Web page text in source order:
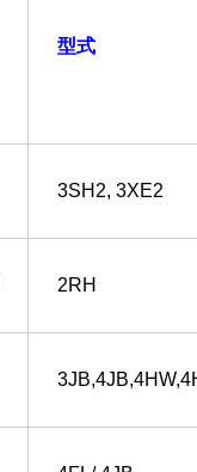
型式
3SH2, 3XE2
2RH